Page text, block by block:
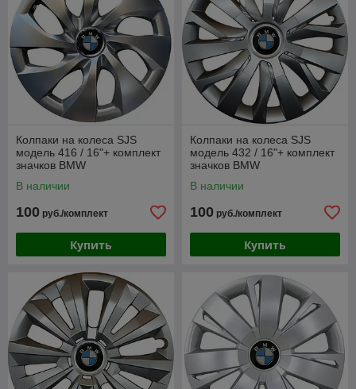
Колпаки на колеса SJS
модель 416 / 16"+ комплект
значков BMW
В наличии
100 руб./комплект
Купить
Колпаки на колеса SJS
модель 432 / 16"+ комплект
значков BMW
В наличии
100 руб./комплект
Купить